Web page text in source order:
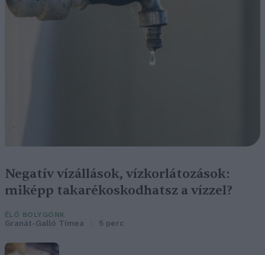
Negatív vízállások, vízkorlátozások:
miképp takarékoskodhatsz a vízzel?
ÉLŐ BOLYGÓNK
Granát-Galló Tímea 5 perc